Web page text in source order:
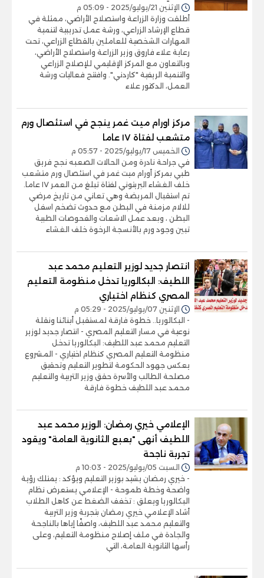
الإثنين 21/يوليو/2025 - 05:09 م
أطلقت وزارة الزراعة واستصلاح الأراضي، ممثلة في
قطاع الإرشاد الزراعي، ورشة عمل تدريبية لتنمية
المهارات الشخصية للعاملين بالقطاع الزراعي، تحت
رعاية علاء فاروق وزير الزراعة واستصلاح الأراضي،
وبالتعاون مع المركز الإقليمي للإصلاح الزراعي
والتنمية الريفية "كاردني". وافتتح فعاليات ورشة
العمل، الدكتور علاء
مركز اورام ميت غمر ينجح في استئصال ورم
متشعب لفتاة ١٧ عاما
الخميس 17/يوليو/2025 - 05:57 م
في جراحة نادرة ومن الحالات الصعبه نجح فريق
طبي بمركز أورام ميت غمر في استئصال ورم متشعب
خلف الغشاء البريتوني لفتاة تبلغ من العمر ١٧ عاما.
تم استقبال المريضة وهي تعاني من تاريخ مرضي
للالام مزمنة في البطن مع حدوث تضخم اسفل
البطن ، وبعد عمل الاشعات والفحوصات الطبية
تبين وجود ورم بالأنسجة الرخوة خلف الغشاء
انتصار جديد لوزير التعليم محمد عبد
اللطيف: البكالوريا تدخل منظومة التعليم
المصري كنظام اختياري
الإثنين 07/يوليو/2025 - 05:29 م
- البكالوريا.. خطوة فارقة لمستقبل أبنائنا ونقلة
نوعية في مسار التعليم المصري - انتصار جديد لوزير
التعليم محمد عبد اللطيف: البكالوريا تدخل
منظومة التعليم المصري كنظام اختياري - المشروع
يعكس جهود الحكومة لتطوير التعليم وتحقيق
مصلحة الطالب والأسرة حقق وزير التربية والتعليم
محمد عبد اللطيف خطوة فارقة
الإعلامي خيري رمضان: الوزير محمد عبد
اللطيف أنهى "بعبع الثانوية العامة" ويقود
تجربة ناجحة
السبت 05/يوليو/2025 - 10:03 م
- خيري رمضان يشيد بوزير التعليم ويؤكد : يمتلك رؤية
واضحة وخطة طموحة - الإعلامي يستعرض نظام
البكالوريا ويعلق : تخفف الضغط عن كاهل الطلاب
أشاد الإعلامي خيري رمضان بتجربة وزير التربية
والتعليم محمد عبد اللطيف، واصفًا إياها بالناجحة
والجادة في ملف إصلاح منظومة التعليم، وعلى
رأسها الثانوية العامة، التي